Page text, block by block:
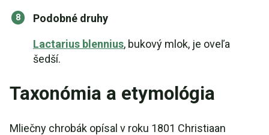
Podobné druhy
Lactarius blennius, bukový mlok, je oveľa
šedší.
Taxonómia a etymológia
Mliečny chrobák opísal v roku 1801 Christiaan